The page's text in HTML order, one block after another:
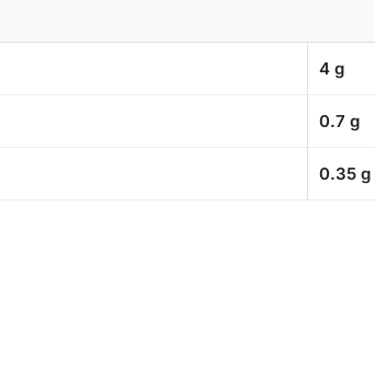
4 g
0.7 g
0.35 g